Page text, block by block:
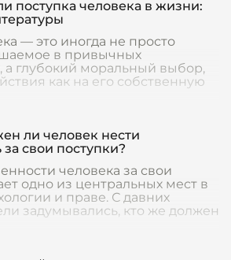
поступка человека в жизни:
— это иногда не просто
в привычных
а глубокий моральный выбор,
как на его собственную
ли человек нести
за свои поступки?
человека за свои
одно из центральных мест в
и праве. С давних
задумывались, кто же должен